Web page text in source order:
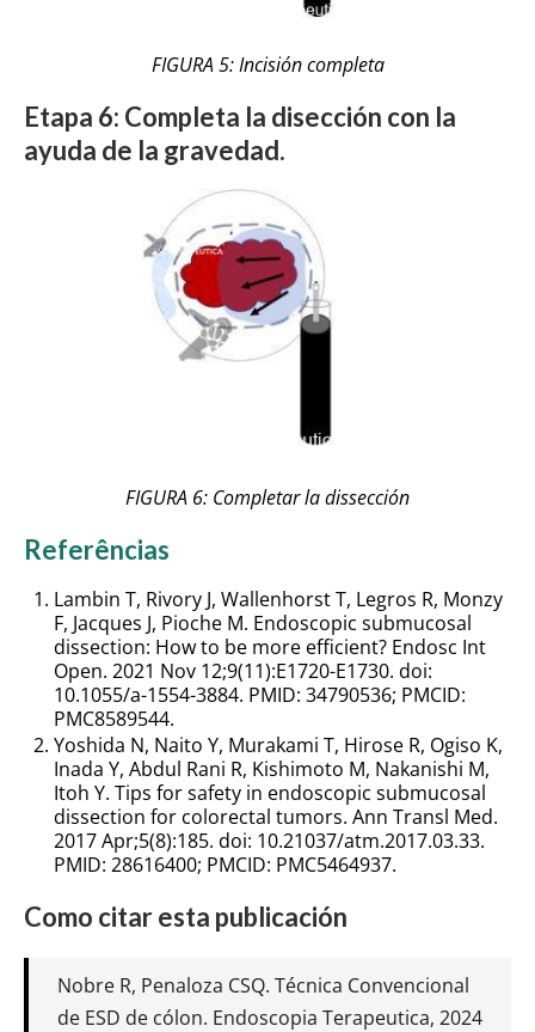
FIGURA 5: Incisión completa
Etapa 6: Completa la disección con la
ayuda de la gravedad.
FIGURA 6: Completar la dissección
Referências
Lambin T, Rivory J, Wallenhorst T, Legros R, Monzy
F, Jacques J, Pioche M. Endoscopic submucosal
dissection: How to be more efficient? Endosc Int
Open. 2021 Nov 12;9(11):E1720-E1730. doi:
10.1055/a-1554-3884. PMID: 34790536; PMCID:
PMC8589544.
Yoshida N, Naito Y, Murakami T, Hirose R, Ogiso K,
Inada Y, Abdul Rani R, Kishimoto M, Nakanishi M,
Itoh Y. Tips for safety in endoscopic submucosal
dissection for colorectal tumors. Ann Transl Med.
2017 Apr;5(8):185. doi: 10.21037/atm.2017.03.33.
PMID: 28616400; PMCID: PMC5464937.
Como citar esta publicación
Nobre R, Penaloza CSQ. Técnica Convencional
de ESD de cólon. Endoscopia Terapeutica, 2024